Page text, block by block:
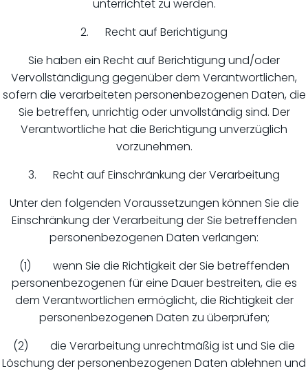
unterrichtet zu werden.
2. Recht auf Berichtigung
Sie haben ein Recht auf Berichtigung und/oder
Vervollständigung gegenüber dem Verantwortlichen,
sofern die verarbeiteten personenbezogenen Daten, die
Sie betreffen, unrichtig oder unvollständig sind. Der
Verantwortliche hat die Berichtigung unverzüglich
vorzunehmen.
3. Recht auf Einschränkung der Verarbeitung
Unter den folgenden Voraussetzungen können Sie die
Einschränkung der Verarbeitung der Sie betreffenden
personenbezogenen Daten verlangen:
(1) wenn Sie die Richtigkeit der Sie betreffenden
personenbezogenen für eine Dauer bestreiten, die es
dem Verantwortlichen ermöglicht, die Richtigkeit der
personenbezogenen Daten zu überprüfen;
(2) die Verarbeitung unrechtmäßig ist und Sie die
Löschung der personenbezogenen Daten ablehnen und